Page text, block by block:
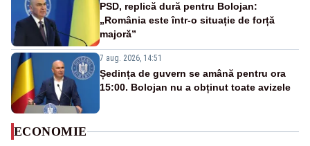
PSD, replică dură pentru Bolojan:
„România este într-o situație de forță
majoră”
7 aug. 2026, 14:51
Ședința de guvern se amână pentru ora
15:00. Bolojan nu a obținut toate avizele
ECONOMIE